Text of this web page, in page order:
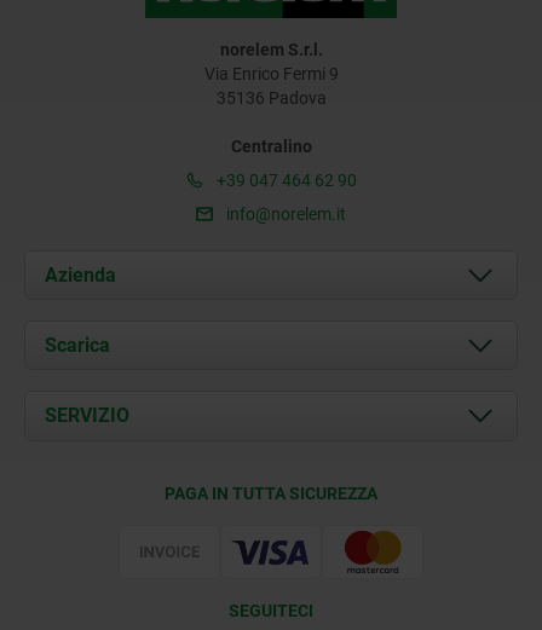
norelem S.r.l.
Via Enrico Fermi 9
35136 Padova
Centralino
+39 047 464 62 90
info@norelem.it
Azienda
Chi siamo
Contatti
Scarica
Documents
SERVIZIO
PAGA IN TUTTA SICUREZZA
SEGUITECI